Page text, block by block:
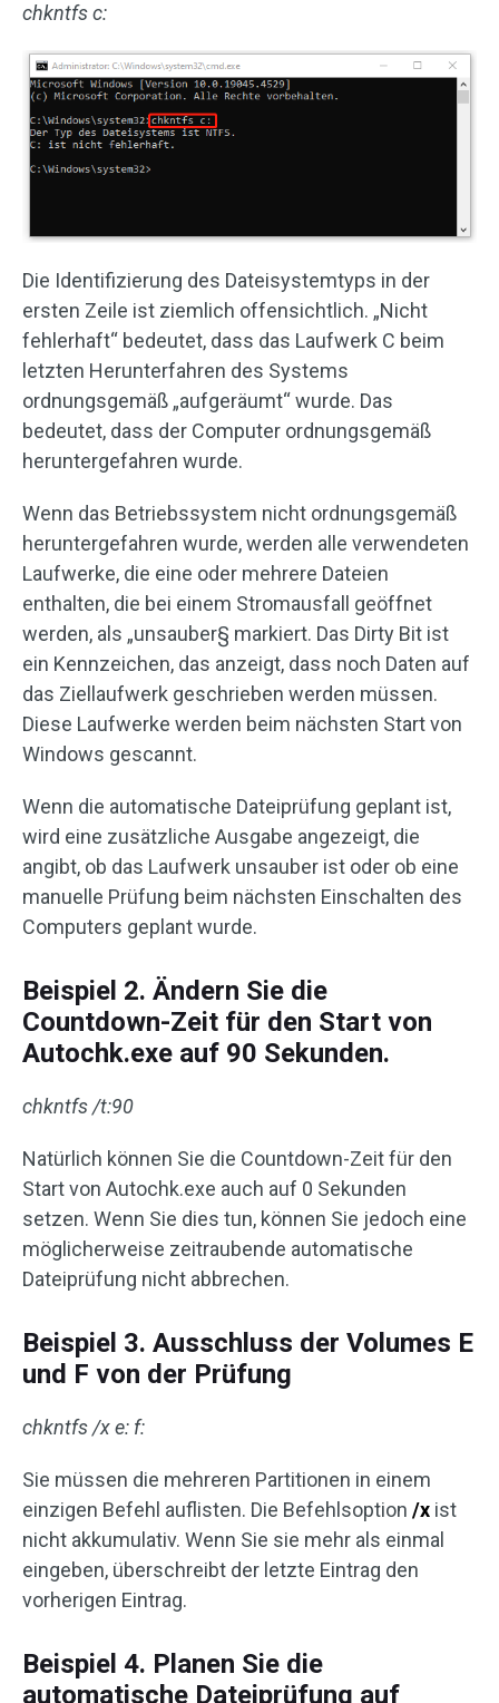
chkntfs c:
Die Identifizierung des Dateisystemtyps in der
ersten Zeile ist ziemlich offensichtlich. „Nicht
fehlerhaft“ bedeutet, dass das Laufwerk C beim
letzten Herunterfahren des Systems
ordnungsgemäß „aufgeräumt“ wurde. Das
bedeutet, dass der Computer ordnungsgemäß
heruntergefahren wurde.
Wenn das Betriebssystem nicht ordnungsgemäß
heruntergefahren wurde, werden alle verwendeten
Laufwerke, die eine oder mehrere Dateien
enthalten, die bei einem Stromausfall geöffnet
werden, als „unsauber§ markiert. Das Dirty Bit ist
ein Kennzeichen, das anzeigt, dass noch Daten auf
das Ziellaufwerk geschrieben werden müssen.
Diese Laufwerke werden beim nächsten Start von
Windows gescannt.
Wenn die automatische Dateiprüfung geplant ist,
wird eine zusätzliche Ausgabe angezeigt, die
angibt, ob das Laufwerk unsauber ist oder ob eine
manuelle Prüfung beim nächsten Einschalten des
Computers geplant wurde.
Beispiel 2. Ändern Sie die
Countdown-Zeit für den Start von
Autochk.exe auf 90 Sekunden.
chkntfs /t:90
Natürlich können Sie die Countdown-Zeit für den
Start von Autochk.exe auch auf 0 Sekunden
setzen. Wenn Sie dies tun, können Sie jedoch eine
möglicherweise zeitraubende automatische
Dateiprüfung nicht abbrechen.
Beispiel 3. Ausschluss der Volumes E
und F von der Prüfung
chkntfs /x e: f:
Sie müssen die mehreren Partitionen in einem
einzigen Befehl auflisten. Die Befehlsoption /x ist
nicht akkumulativ. Wenn Sie sie mehr als einmal
eingeben, überschreibt der letzte Eintrag den
vorherigen Eintrag.
Beispiel 4. Planen Sie die
automatische Dateiprüfung auf